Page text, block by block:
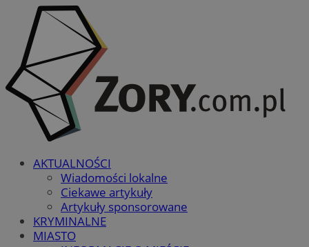
AKTUALNOŚCI
Wiadomości lokalne
Ciekawe artykuły
Artykuły sponsorowane
KRYMINALNE
MIASTO